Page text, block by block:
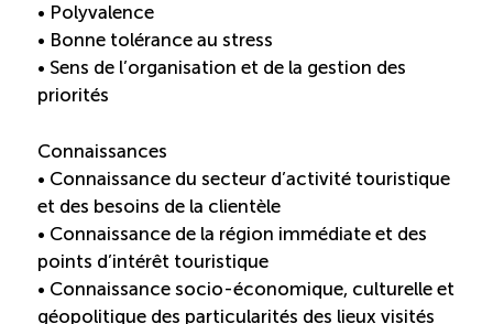
• Polyvalence
• Bonne tolérance au stress
• Sens de l’organisation et de la gestion des
priorités
Connaissances
• Connaissance du secteur d’activité touristique
et des besoins de la clientèle
• Connaissance de la région immédiate et des
points d’intérêt touristique
• Connaissance socio-économique, culturelle et
géopolitique des particularités des lieux visités